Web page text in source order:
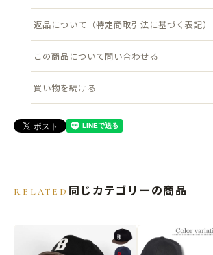
広く活躍するユニセックス仕様の定番アイテムで
●サイズ
頭まわり：フリーサイズ(約57cm~60cm) 帽子
ツバ：約8cm
メッシュ部分:ポリエステル100%
返品について（特定商取引法に基づく表記）
この商品について問い合わせる
買い物を続ける
RELATED 同じカテゴリーの商品